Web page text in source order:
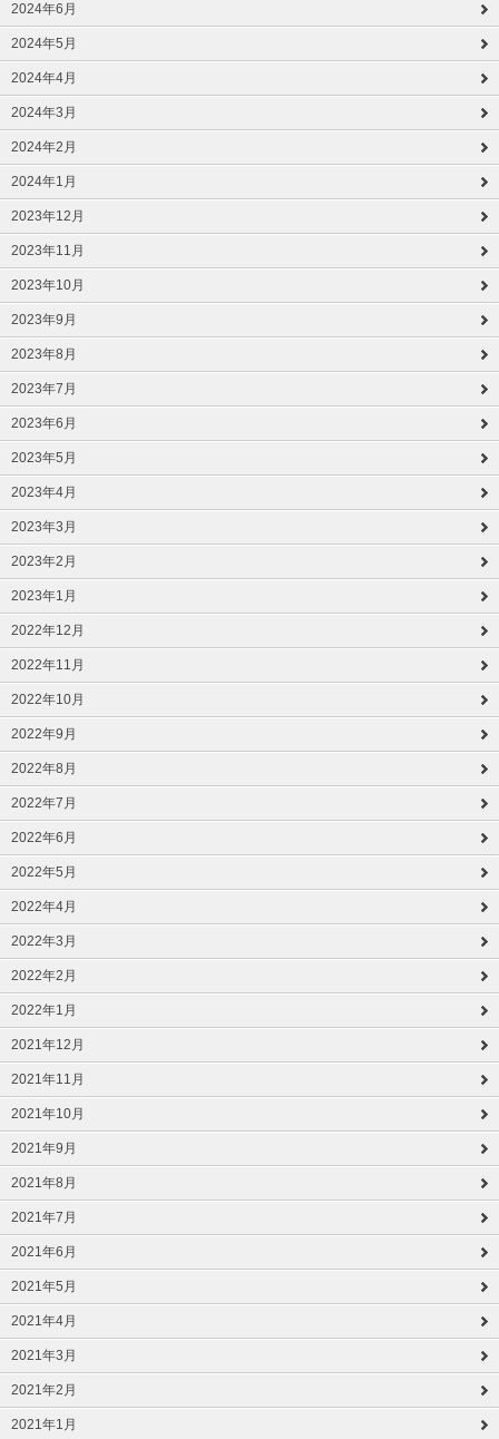
2024年6月
2024年5月
2024年4月
2024年3月
2024年2月
2024年1月
2023年12月
2023年11月
2023年10月
2023年9月
2023年8月
2023年7月
2023年6月
2023年5月
2023年4月
2023年3月
2023年2月
2023年1月
2022年12月
2022年11月
2022年10月
2022年9月
2022年8月
2022年7月
2022年6月
2022年5月
2022年4月
2022年3月
2022年2月
2022年1月
2021年12月
2021年11月
2021年10月
2021年9月
2021年8月
2021年7月
2021年6月
2021年5月
2021年4月
2021年3月
2021年2月
2021年1月